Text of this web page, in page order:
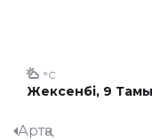
Жексенбі, 9
°C
Артқа